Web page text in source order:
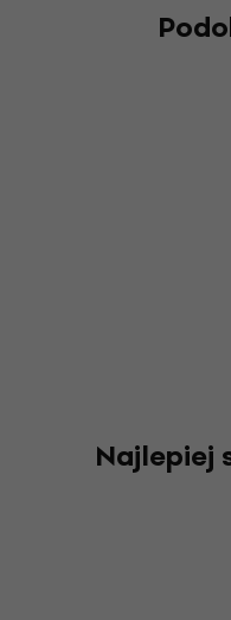
Najlepiej